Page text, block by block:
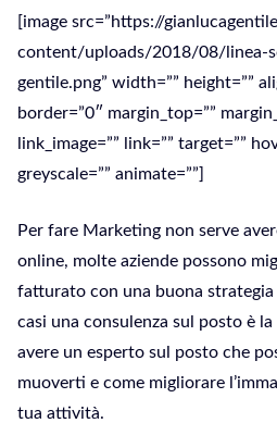
[image src=”https://
content/uploads/2018/08/linea-
gentile.png” width=”” height=””
border=”0″ margin_top=””
link_image=”” link=”” target=””
greyscale=”” animate=””]
Per fare Marketing non serve
online, molte aziende possono
fatturato con una buona
casi una consulenza sul posto è
avere un esperto sul posto che
muoverti e come migliorare
tua attività.